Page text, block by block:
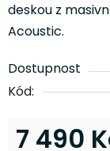
deskou z
Acoustic.
Dostupnost
Kód:
7 490